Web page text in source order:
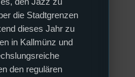
die Stadtgrenzen
dieses Jahr zu
in Kallmünz und
den regulären